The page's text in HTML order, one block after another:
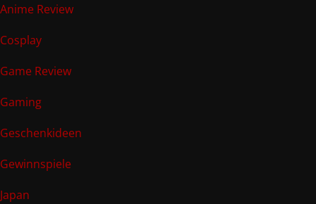
Anime Review
Cosplay
Game Review
Gaming
Geschenkideen
Gewinnspiele
Japan